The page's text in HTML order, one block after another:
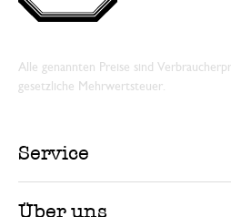
Alle genannten Preise sind
gesetzliche Mehrwertsteuer.
Service
Über uns